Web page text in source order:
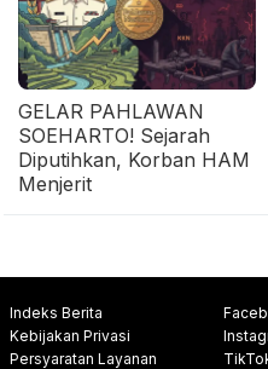
GELAR PAHLAWAN
SOEHARTO! Sejarah
Diputihkan, Korban HAM
Menjerit
Indeks Berita
Kebijakan Privasi
Persyaratan Layanan